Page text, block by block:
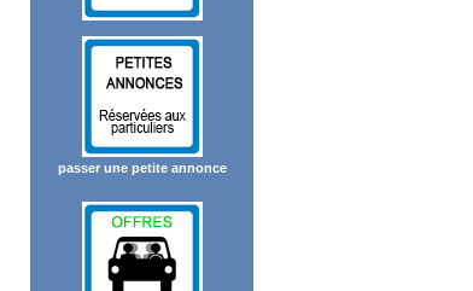
passer une petite annonce